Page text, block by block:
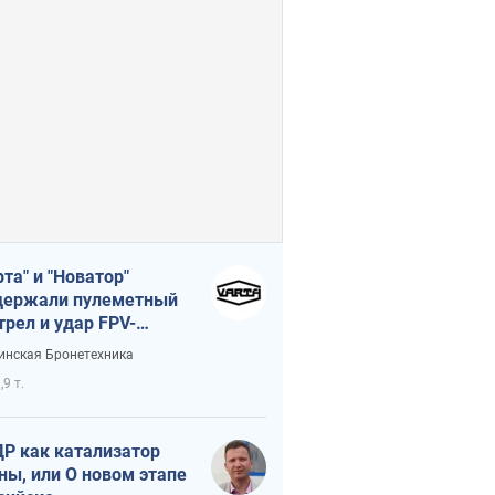
и "Новатор"
пулеметный
и удар FPV-
сохранив жизнь
Бронетехника
т.
как катализатор
или О новом этапе